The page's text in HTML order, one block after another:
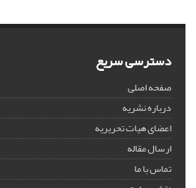
دسترسی سریع
صفحه اصلی
درباره نشریه
اعضای هیات تحریریه
ارسال مقاله
تماس با ما